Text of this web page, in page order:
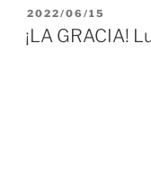
PUBLICADO
EL
2022/06/15
¡LA GRACIA!